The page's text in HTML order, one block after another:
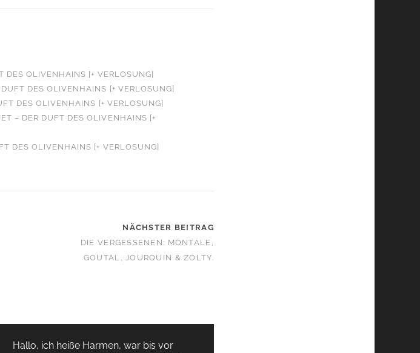
DES OLIVENHAINS [+ VERLOSUNG]
DES OLIVENHAINS [+ VERLOSUNG]
DES OLIVENHAINS [+ VERLOSUNG]
– DER DUFT DES OLIVENHAINS [+
DES OLIVENHAINS [+ VERLOSUNG]
NÄCHSTER BEITRAG
DIE VERGESSENEN: MONTALE,
GOUTAL, JOURQUIN & ZOLTY.
Hallo, ich heiße Harmen, war bis vor